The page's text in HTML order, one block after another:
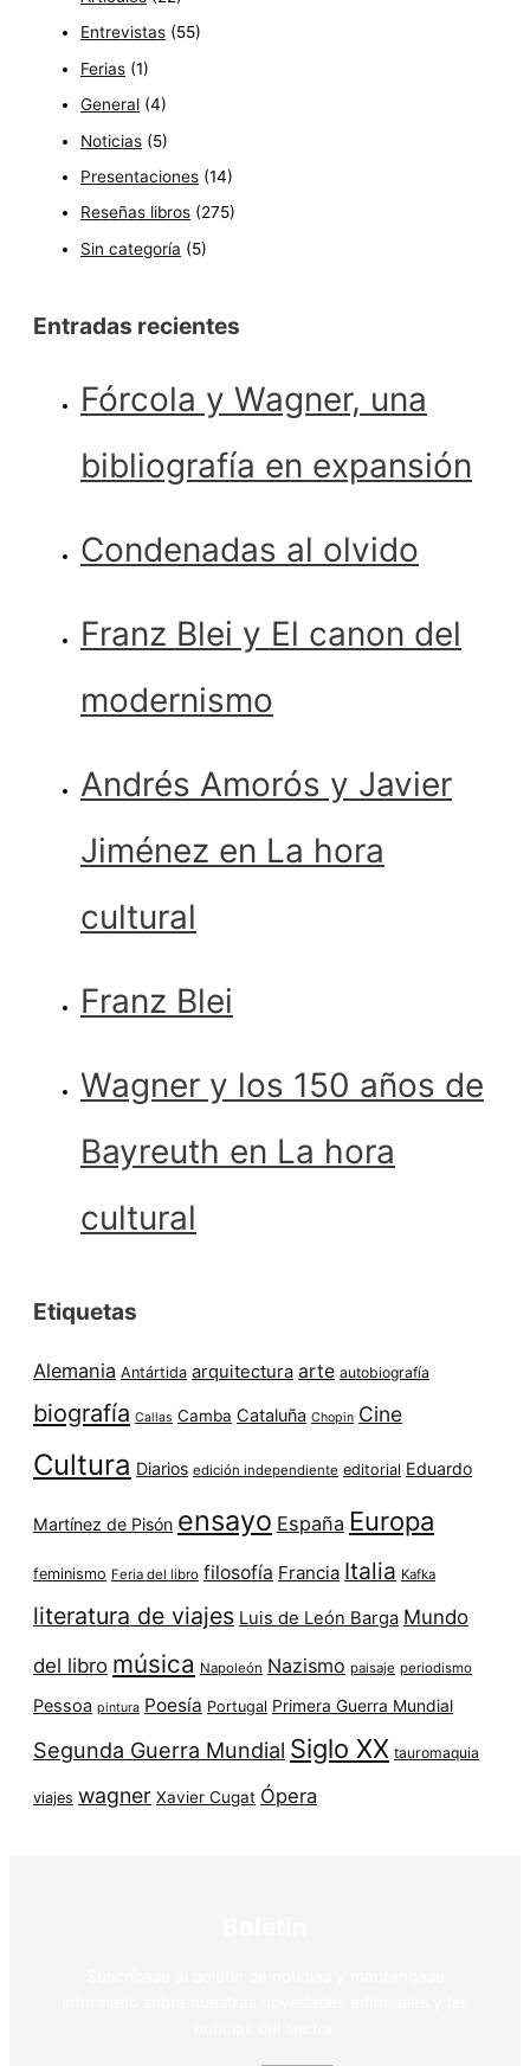
Entrevistas (55)
Ferias (1)
General (4)
Noticias (5)
Presentaciones (14)
Reseñas libros (275)
Sin categoría (5)
Entradas recientes
Fórcola y Wagner, una
bibliografía en expansión
Condenadas al olvido
Franz Blei y El canon del
modernismo
Andrés Amorós y Javier
Jiménez en La hora
cultural
Franz Blei
Wagner y los 150 años de
Bayreuth en La hora
cultural
Etiquetas
Alemania Antártida arquitectura arte autobiografía
biografía Callas Camba Cataluña Chopin Cine
Cultura Diarios edición independiente editorial Eduardo
Martínez de Pisón ensayo España Europa
feminismo Feria del libro filosofía Francia Italia Kafka
literatura de viajes Luis de León Barga Mundo
del libro música Napoleón Nazismo paisaje periodismo
Pessoa pintura Poesía Portugal Primera Guerra Mundial
Segunda Guerra Mundial Siglo XX tauromaquia
viajes wagner Xavier Cugat Ópera